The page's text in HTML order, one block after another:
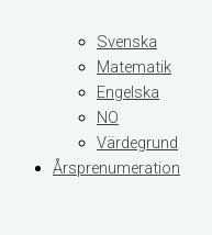
Svenska
Matematik
Engelska
NO
Värdegrund
Årsprenumeration